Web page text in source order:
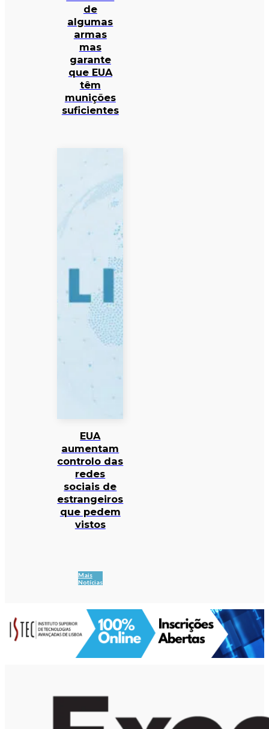
de
algumas
armas
mas
garante
que EUA
têm
munições
suficientes
EUA
aumentam
controlo das
redes
sociais de
estrangeiros
que pedem
vistos
Mais
Notícias